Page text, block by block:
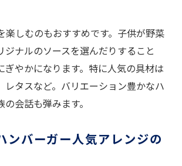
楽しむのもおすすめです。子供が野菜
ジナルのソースを選んだりすること
ぎやかになります。特に人気の具材は
レタスなど。バリエーション豊かなハ
会話も弾みます。
ンバーガー人気アレンジの